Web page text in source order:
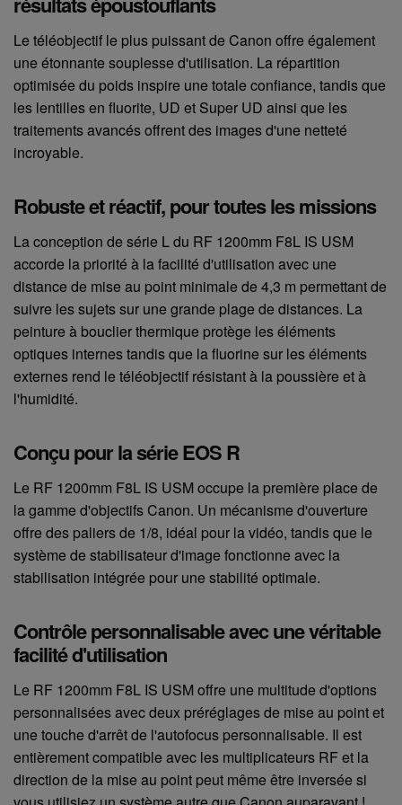
Le téléobjectif le plus puissant de Canon offre également
une étonnante souplesse d'utilisation. La répartition
optimisée du poids inspire une totale confiance, tandis que
les lentilles en fluorite, UD et Super UD ainsi que les
traitements avancés offrent des images d'une netteté
incroyable.
Robuste et réactif, pour toutes les missions
La conception de série L du RF 1200mm F8L IS USM
accorde la priorité à la facilité d'utilisation avec une
distance de mise au point minimale de 4,3 m permettant de
suivre les sujets sur une grande plage de distances. La
peinture à bouclier thermique protège les éléments
optiques internes tandis que la fluorine sur les éléments
externes rend le téléobjectif résistant à la poussière et à
l'humidité.
Conçu pour la série EOS R
Le RF 1200mm F8L IS USM occupe la première place de
la gamme d'objectifs Canon. Un mécanisme d'ouverture
offre des paliers de 1/8, idéal pour la vidéo, tandis que le
système de stabilisateur d'image fonctionne avec la
stabilisation intégrée pour une stabilité optimale.
Contrôle personnalisable avec une véritable
facilité d'utilisation
Le RF 1200mm F8L IS USM offre une multitude d'options
personnalisées avec deux préréglages de mise au point et
une touche d'arrêt de l'autofocus personnalisable. Il est
entièrement compatible avec les multiplicateurs RF et la
direction de la mise au point peut même être inversée si